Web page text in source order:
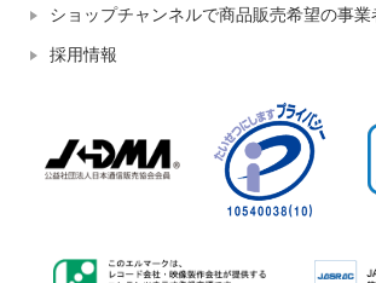
ショップチャンネルで商品販売希望の事業
採用情報